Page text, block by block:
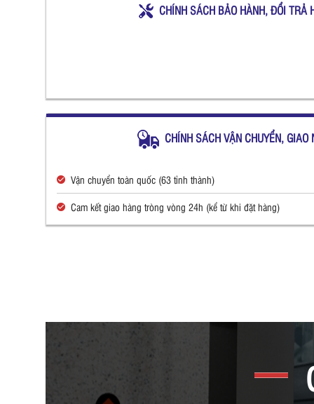
CHÍNH SÁCH BẢO HÀNH, ĐỔI TRẢ
CHÍNH SÁCH VẬN CHUYỂN, GIAO
Vận chuyển toàn quốc (63 tỉnh thành)
Cam kết giao hàng tròng vòng 24h (kể từ khi đặt hàng)